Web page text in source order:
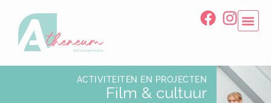
ACTIVITEITEN EN PROJECTEN
Film & cultuur